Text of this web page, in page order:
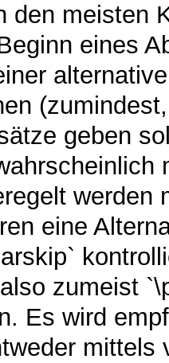
den meisten
eines
geben
werden
eine
zumeist
Es wird
mittels